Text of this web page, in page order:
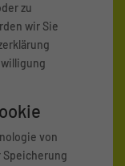
zu
wir Sie
von
Speicherung